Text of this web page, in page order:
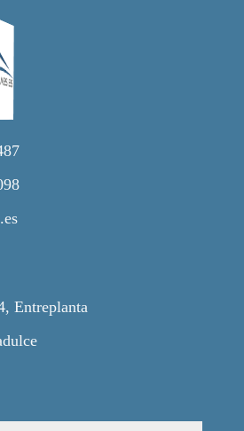
Entreplanta